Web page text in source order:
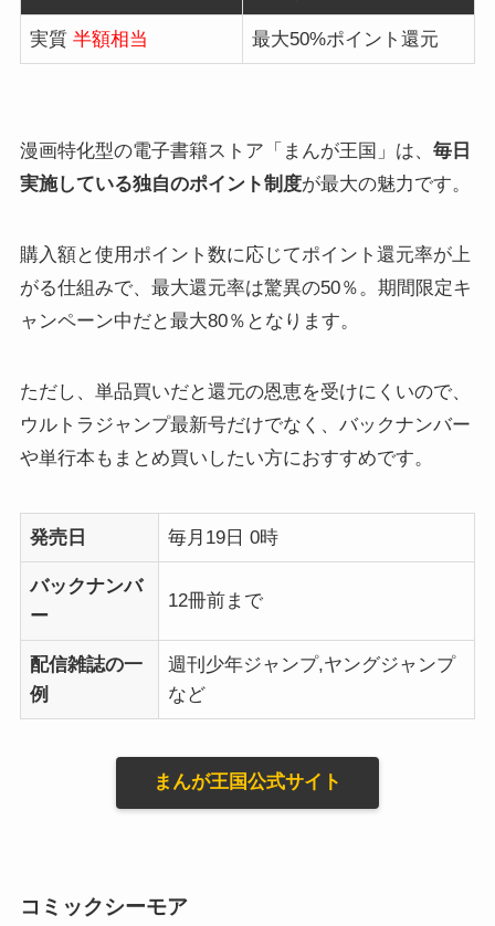
実質半額相当 最大50%ポイント還元
漫画特化型の電子書籍ストア「まんが王国」は、 毎日
実施している独自のポイント制度が最大の魅力です。
購入額と使用ポイント数に応じてポイント還元率が上
がる仕組みで、最大還元率は驚異の50％。期間限定キ
ャンペーン中だと最大80％となります。
ただし、単品買いだと還元の恩恵を受けにくいので、
ウルトラジャンプ最新号だけでなく、バックナンバー
や単行本もまとめ買いしたい方におすすめです。
発売日 毎月19日 0時
バックナンバ
ー
12冊前まで
配信雑誌の一
例
週刊少年ジャンプ,ヤングジャンプ
など
まんが王国公式サイト
コミックシーモア